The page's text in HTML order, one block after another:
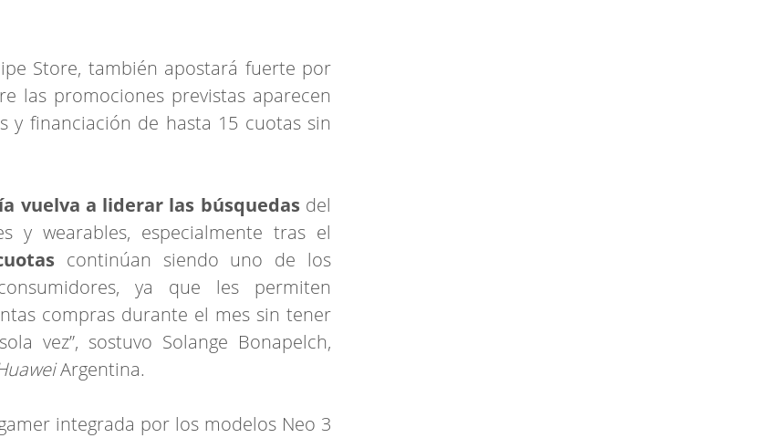
Store, también apostará fuerte por
las promociones previstas aparecen
y financiación de hasta 15 cuotas sin
vuelva a liderar las búsquedasdel
y wearables, especialmente tras el
continúan siendo uno de los
ya que les permiten
compras durante el mes sin tener
vez”, sostuvo Solange Bonapelch,
Argentina.
integrada por los modelos Neo 3